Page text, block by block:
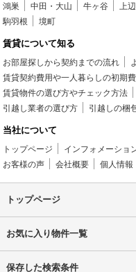
鴻巣
中田・大山 牛ヶ谷 上
駒羽根
境町
賃貸について知る
お部屋探しから契約までの流れ
賃貸契約費用や一人暮らしの初期
賃貸物件の選び方やチェック方法
引越し業者の選び方
引越しの梱
当社について
トップページ インフォメーショ
お客様の声
会社概要 個人情報
トップページ
お気に入り物件一覧
保存した検索条件